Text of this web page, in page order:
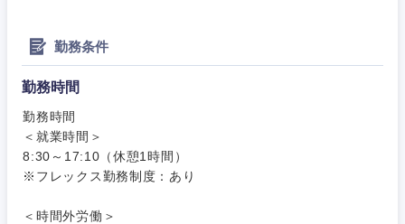
勤務条件
勤務時間
勤務時間
＜就業時間＞
8:30～17:10（休憩1時間）
※フレックス勤務制度：あり
＜時間外労働＞